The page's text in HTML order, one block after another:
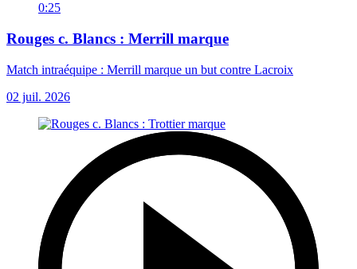
0:25
Rouges c. Blancs : Merrill marque
Match intraéquipe : Merrill marque un but contre Lacroix
02 juil. 2026